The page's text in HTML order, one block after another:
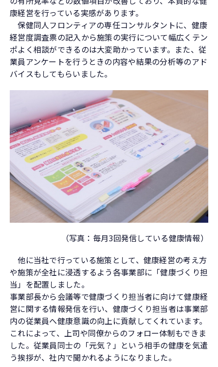
康経営を行っている実感があります。
保健同人フロンティアの専任コンサルタントに、健康
経営度調査票の記入から施策の実行について幅広くテン
ポよく相談ができるのは大変助かっています。また、従
業員アンケートを行うときの内容や結果の分析等のアド
バイスもしてもらいました。
（写真：毎月3回発信している健康情報）
他に当社で行っている施策として、健康経営の考え方
や施策が全社に浸透するよう各事業部に「健康づくり担
当」を配置しました。
事業部長から会議等で健康づくり担当者に向けて健康経
営に関する情報発信を行い、健康づくり担当者は事業部
内の従業員へ健康意識の向上に貢献してくれています。
これによって、上司や同僚からのフォロー体制もできま
した。従業員同士の「元気？」という相手の健康を気遣
う挨拶が、社内で聞かれるようになりました。